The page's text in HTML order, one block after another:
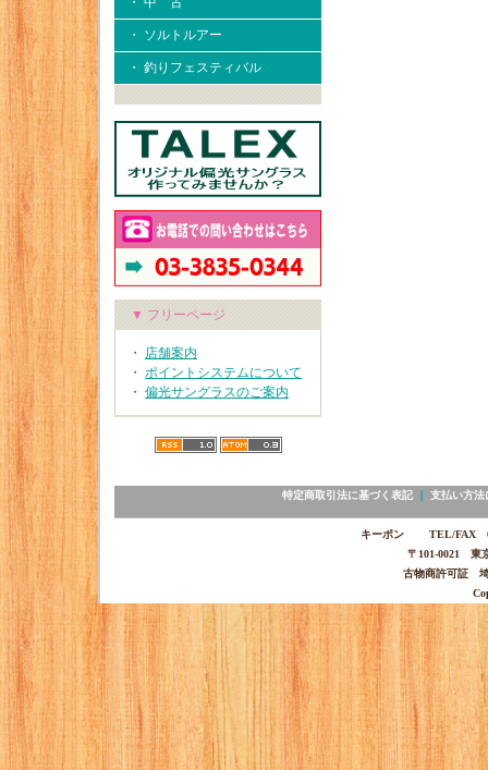
・ ソルトルアー
・ 釣りフェスティバル
▼ フリーページ
・ 店舗案内
・ ポイントシステムについて
・ 偏光サングラスのご案内
特定商取引法に基づく表記｜ 支払い方法
キーポン TEL/FAX
〒101-0021 東
古物商許可証